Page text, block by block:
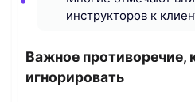
инструкторов к
Важное противоречие,
игнорировать